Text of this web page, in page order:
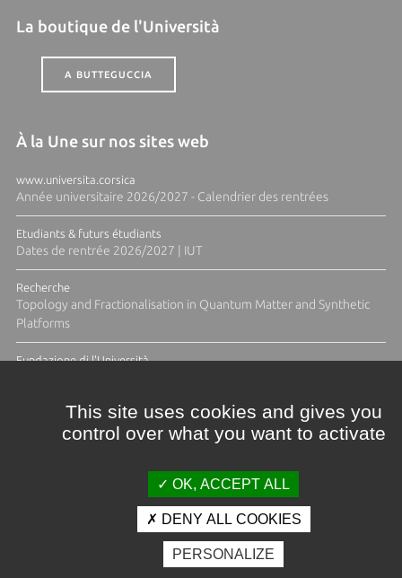
La boutique de l'Università
A BUTTEGUCCIA
À la Une sur nos sites web
www.universita.corsica
Année universitaire 2026/2027 - Calendrier des rentrées
Etudiants & futurs étudiants
Dates de rentrée 2026/2027 | IUT
Recherche
Topology and Fractionalisation in Quantum Matter and Synthetic
Platforms
Fundazione di l'Università
Crédits et mentions légales
Espace presse
Photothèque
This site uses cookies and gives you
control over what you want to activate
OK, ACCEPT ALL
DENY ALL COOKIES
PERSONALIZE